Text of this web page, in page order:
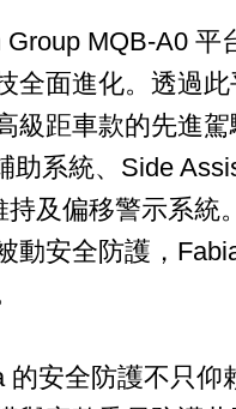
MQB-A0 平
全面進化。透過
級距車款的先進
助系統、Side
及偏移警示系統
動安全防護，
的安全防護不只仰